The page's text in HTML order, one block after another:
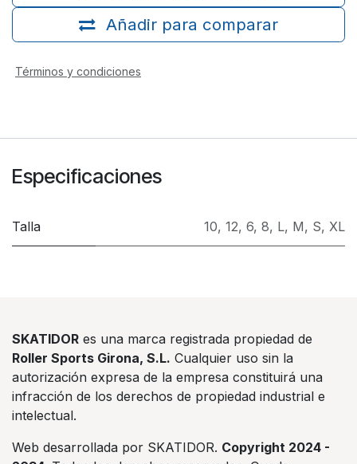
Añadir para comparar
Términos y condiciones
Especificaciones
Talla 10, 12, 6, 8, L, M, S, XL
SKATIDOR es una marca registrada propiedad de
Roller Sports Girona, S.L. Cualquier uso sin la
autorización expresa de la empresa constituirá una
infracción de los derechos de propiedad industrial e
intelectual.
Web desarrollada por SKATIDOR. Copyright 2024 -